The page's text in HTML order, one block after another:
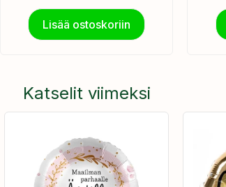
Lisää ostoskoriin
Katselit viimeksi